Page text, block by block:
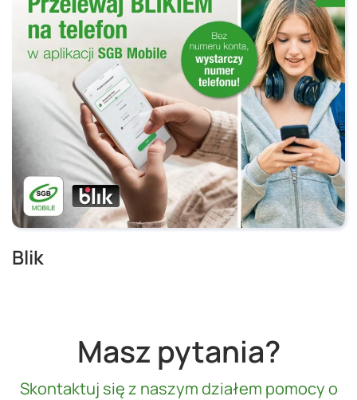
Blik
Masz pytania?
Skontaktuj się z naszym działem pomocy o